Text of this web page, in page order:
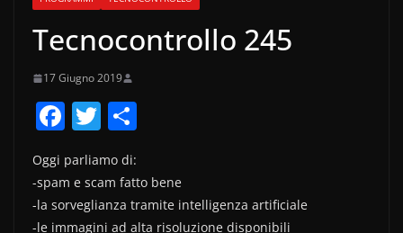
Tecnocontrollo 245
17 Giugno 2019
F
c
e
T
itt
er
n
di
Oggi parliamo di:
-spam e scam fatto bene
-la sorveglianza tramite intelligenza artificiale
-le immagini ad alta risoluzione disponibili